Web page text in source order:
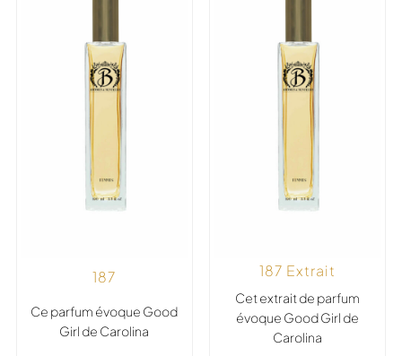
187
Ce parfum évoque Good
Girl de Carolina
187 Extrait
Cet extrait de parfum
évoque Good Girl de
Carolina